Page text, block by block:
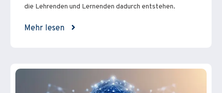
die Lehrenden und Lernenden dadurch entstehen.
Mehr lesen